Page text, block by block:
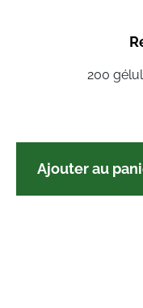
200
Ajouter au